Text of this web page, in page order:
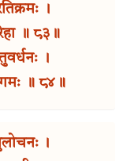
।
॥ ८३॥
।
॥ ८४॥
।